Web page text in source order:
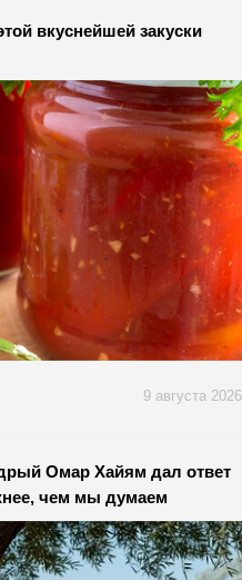
вкуснейшей закуски
9 августа 2026
Омар Хайям дал ответ
чем мы думаем